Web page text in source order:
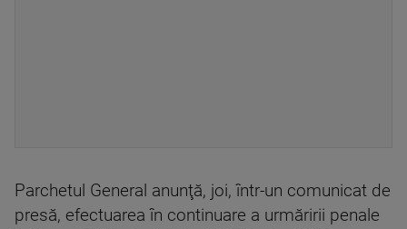
Parchetul General anunţă, joi, într-un comunicat de
presă, efectuarea în continuare a urmăririi penale